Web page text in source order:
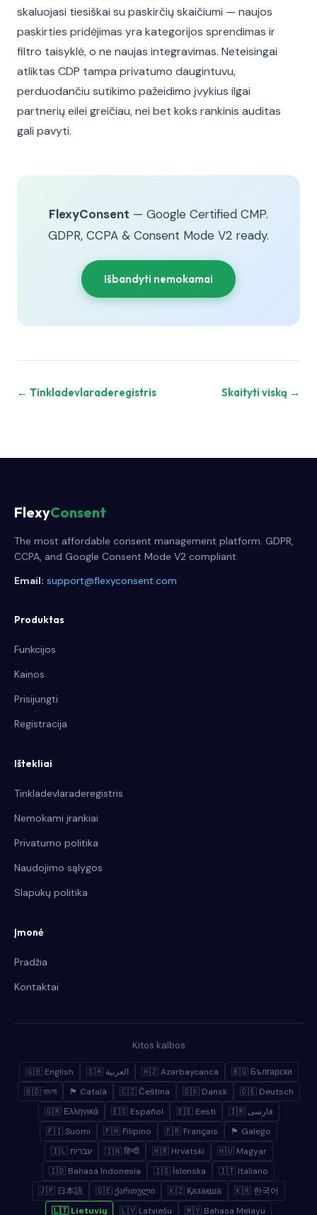
skaluojasi tiesiškai su paskirčių skaičiumi — naujos
paskirties pridėjimas yra kategorijos sprendimas ir
filtro taisyklė, o ne naujas integravimas. Neteisingai
atliktas CDP tampa privatumo daugintuvu,
perduodančiu sutikimo pažeidimo įvykius ilgai
partnerių eilei greičiau, nei bet koks rankinis auditas
gali pavyti.
FlexyConsent — Google Certified CMP.
GDPR, CCPA & Consent Mode V2 ready.
Išbandyti nemokamai
← Tinkladevlaraderegistris Skaityti viską →
FlexyConsent
The most affordable consent management platform. GDPR,
CCPA, and Google Consent Mode V2 compliant.
Email: support@flexyconsent.com
Produktas
Funkcijos
Kainos
Prisijungti
Registracija
Ištekliai
Tinkladevlaraderegistris
Nemokami įrankiai
Privatumo politika
Naudojimo sąlygos
Slapukų politika
Įmonė
Pradžia
Kontaktai
Kitos kalbos
🇬🇧 English 🇸🇦 العربية 🇦🇿 Azərbaycanca
🇧🇬 Български
🇧🇩 বাংলা
🏴 Català 🇨🇿 Čeština 🇩🇰 Dansk
🇩🇪 Deutsch
🇬🇷 Ελληνικά
🇪🇸 Español 🇪🇪 Eesti
🇮🇷 فارسی
🇫🇮 Suomi
🇵🇭 Filipino 🇫🇷 Français
🏴 Galego
🇮🇱 עברית
🇮🇳 हिन्दी 🇭🇷 Hrvatski
🇭🇺 Magyar
🇮🇩 Bahasa Indonesia
🇮🇸 Íslenska
🇮🇹 Italiano
🇯🇵 日本語
🇬🇪 ქართული 🇰🇿 Қазақша
🇰🇷 한국어
🇱🇹 Lietuvių
🇱🇻 Latviešu 🇲🇾 Bahasa Melayu